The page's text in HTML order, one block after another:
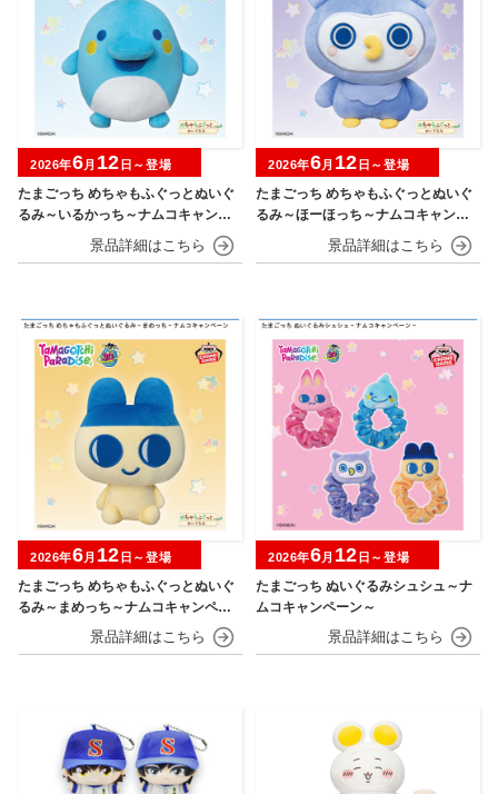
たまごっち めちゃもふぐっとぬいぐ
るみ～いるかっち～ナムコキャンペ
2026年6月 12 日～登場
たまごっち めちゃもふぐっとぬいぐ
るみ～ほーほっち～ナムコキャンペ
2026年6月 12 日～登場
たまごっち めちゃもふぐっとぬいぐ
るみ～まめっち～ナムコキャンペー
2026年6月 12 日～登場
たまごっち ぬいぐるみシュシュ～ナ
ムコキャンペーン～
2026年6月 12 日～登場